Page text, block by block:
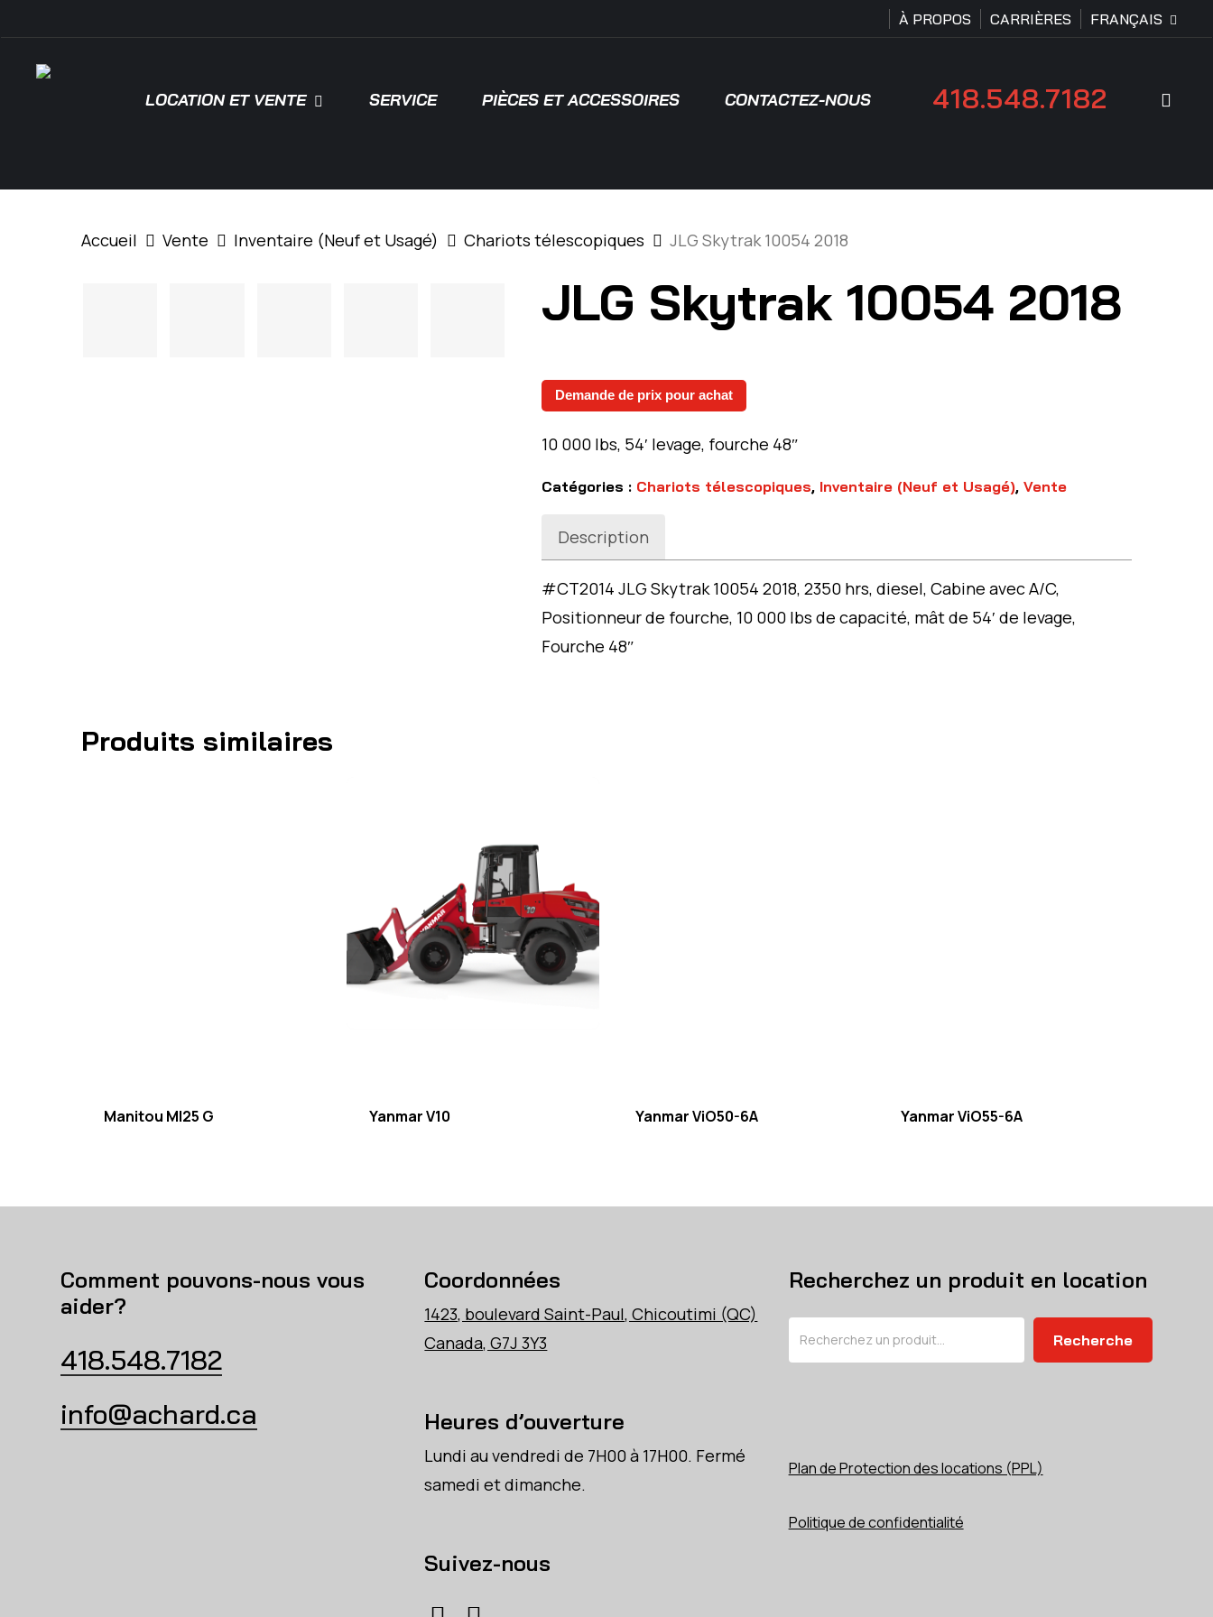
to
main
À PROPOS CARRIÈRES FRANÇAIS
LOCATION ET VENTE SERVICE PIÈCES ET ACCESSOIRES CONTACTEZ-NOUS 418.548.7182
Accueil Vente Inventaire (Neuf et Usagé) Chariots télescopiques JLG Skytrak 10054 2018
JLG Skytrak 10054 2018
Demande de prix pour achat
10 000 lbs, 54′ levage, fourche 48″
Catégories : Chariots télescopiques, Inventaire (Neuf et Usagé), Vente
Description
#CT2014 JLG Skytrak 10054 2018, 2350 hrs, diesel, Cabine avec A/C,
Positionneur de fourche, 10 000 lbs de capacité, mât de 54′ de levage,
Fourche 48″
Produits similaires
Manitou MI25 G Yanmar V10 Yanmar ViO50-6A Yanmar ViO55-6A
Comment pouvons-nous vous
aider?
418.548.7182
info@achard.ca
Coordonnées
1423, boulevard Saint-Paul, Chicoutimi (QC)
Canada, G7J 3Y3
Heures d’ouverture
Lundi au vendredi de 7H00 à 17H00. Fermé
samedi et dimanche.
Suivez-nous
Recherchez un produit en location
Recherche
Plan de Protection des locations (PPL)
Politique de confidentialité